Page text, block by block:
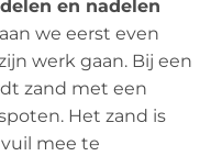
en nadelen
we eerst even
werk gaan. Bij een
zand met een
Het zand is
mee te